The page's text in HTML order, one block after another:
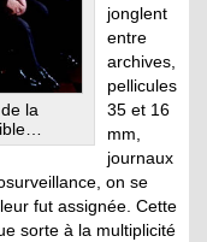
la
jonglent
entre
archives,
pellicules
35 et 16
mm,
journaux
on se
fut assignée. Cette
sorte à la multiplicité